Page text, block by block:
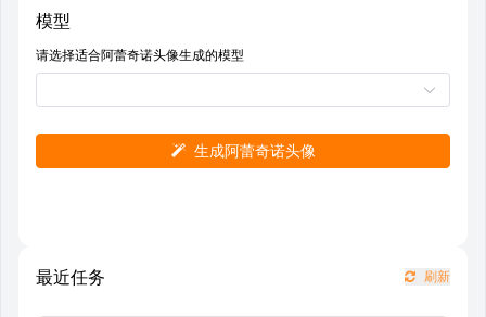
模型
请选择适合阿蕾奇诺头像生成的模型
生成阿蕾奇诺头像
最近任务 刷新